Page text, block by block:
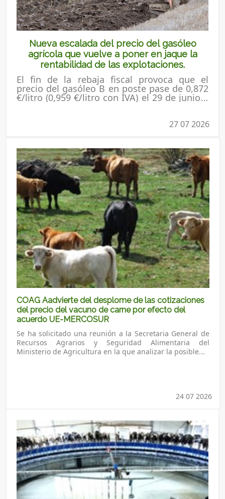
Nueva escalada del precio del gasóleo
agrícola que vuelve a poner en jaque la
rentabilidad de las explotaciones.
El fin de la rebaja fiscal provoca que el
precio del gasóleo B en poste pase de 0,872
€/litro (0,959 €/litro con IVA) el 29 de junio a
apenas veinticinco días. COAG reclama un
Gobierno ha prorrogado las ayudas al
gasóleo agrario hasta el 30 de septiembre,
el incremento de los costes vuelve a golpear
duramente a agricultores y ganaderos.
27 07 2026
COAG Aadvierte del desplome de las cotizaciones
del precio del vacuno de carne por efecto del
acuerdo UE-MERCOSUR
Se ha solicitado una reunión a la Secretaria General de
Recursos Agrarios y Seguridad Alimentaria del
Ministerio de Agricultura en la que analizar la posible...
24 07 2026